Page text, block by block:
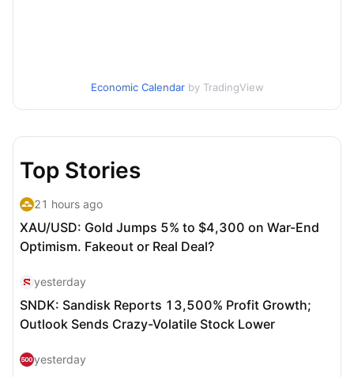
Economic Calendar by TradingView